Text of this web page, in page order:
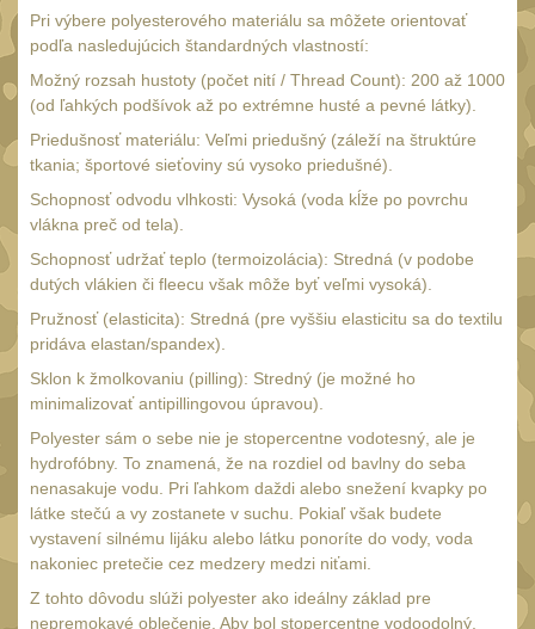
Accushot Tactical9
Accushot Precision3
Hunter
BugBuster 4
Kolimátory16
Delta Optical2
Sightmark
Vector Optics 5
ČIŠTĚNÍ A ÚDRŽBA
Čištění
AR1514
AK47
.2210
Pri výbere polyesterového materiálu sa môžete orientovať
podľa nasledujúcich štandardných vlastností:
Možný rozsah hustoty (počet nití / Thread Count): 200 až 1000
(od ľahkých podšívok až po extrémne husté a pevné látky).
Priedušnosť materiálu: Veľmi priedušný (záleží na štruktúre
tkania; športové sieťoviny sú vysoko priedušné).
Schopnosť odvodu vlhkosti: Vysoká (voda kĺže po povrchu
vlákna preč od tela).
Schopnosť udržať teplo (termoizolácia): Stredná (v podobe
dutých vlákien či fleecu však môže byť veľmi vysoká).
Pružnosť (elasticita): Stredná (pre vyššiu elasticitu sa do textilu
pridáva elastan/spandex).
Sklon k žmolkovaniu (pilling): Stredný (je možné ho
minimalizovať antipillingovou úpravou).
Polyester sám o sebe nie je stopercentne vodotesný, ale je
hydrofóbny. To znamená, že na rozdiel od bavlny do seba
nenasakuje vodu. Pri ľahkom daždi alebo snežení kvapky po
látke stečú a vy zostanete v suchu. Pokiaľ však budete
vystavení silnému lijáku alebo látku ponoríte do vody, voda
nakoniec pretečie cez medzery medzi niťami.
Z tohto dôvodu slúži polyester ako ideálny základ pre
nepremokavé oblečenie. Aby bol stopercentne vodoodolný,